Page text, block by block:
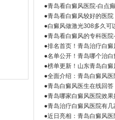
●青岛看白癜风医院-白点
在
●青岛看白癜风较好的医院
●白癜风做激光308多久可
●青岛看白癜风的专科医
风
●排名首页！青岛治疗白癜
●名单公开！青岛哪个治
●榜单更新！山东青岛白癜
●全面介绍：青岛白癜风
●青岛白癜风医生在线回
●青岛哪家白癜风医院效
食
●青岛治疗白癜风医院有
哪
●近日亮相：青岛白癜风